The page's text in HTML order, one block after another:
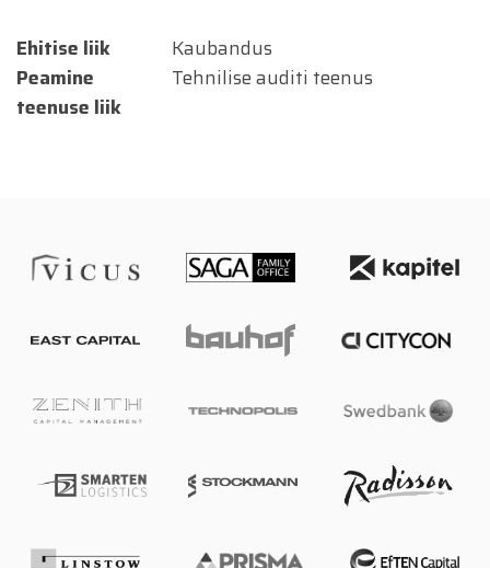
Ehitise liik
Kaubandus
Peamine
teenuse liik
Tehnilise auditi teenus